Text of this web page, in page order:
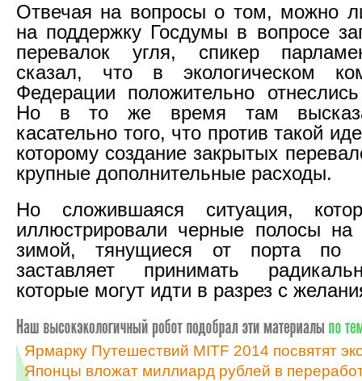
Отвечая на вопросы о том, можно
на поддержку Госдумы в вопросе
перевалок угля, спикер
сказал, что в экологическом
Федерации положительно
Но в то же время там
касательно того, что против такой
которому создание закрытых
крупные дополнительные расходы.
Но сложившаяся ситуация,
иллюстрировали черные полосы на
зимой, тянущиеся от порта по
заставляет принимать
которые могут идти в разрез с
Ярмарку Путешествий MITF 2014 посвятят
Японцы вложат миллиард рублей в